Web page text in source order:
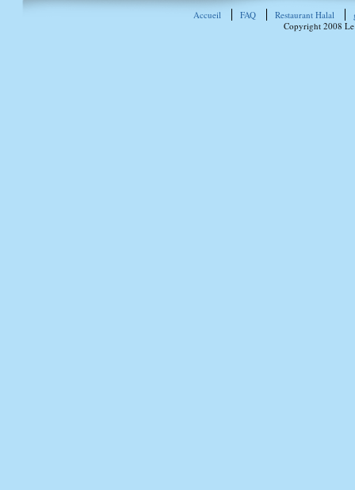
Accueil FAQ Restaurant Halal
Copyright 2008